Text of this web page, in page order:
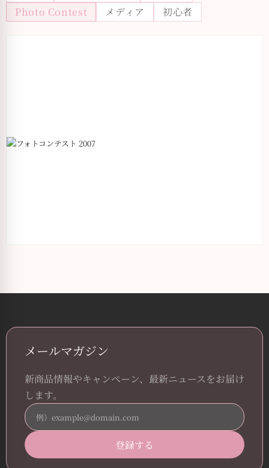
Photo Contest
メディア 初心者
フォトコンテスト 2007
2007年11月23日から25日までの3日間、東京・...
メールマガジン
新商品情報やキャンペーン、最新ニュースをお届け
します。